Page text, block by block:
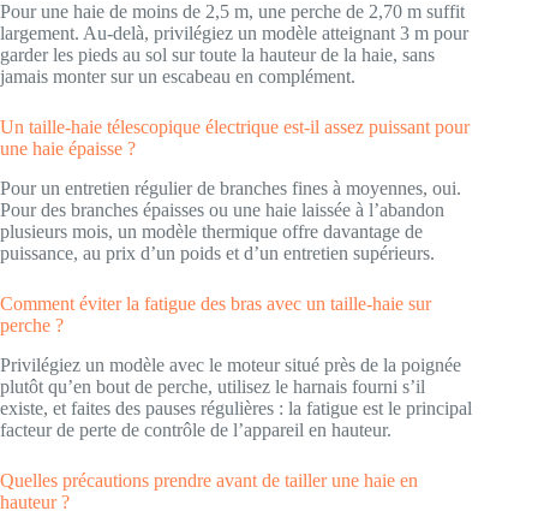
Pour une haie de moins de 2,5 m, une perche de 2,70 m suffit
largement. Au-delà, privilégiez un modèle atteignant 3 m pour
garder les pieds au sol sur toute la hauteur de la haie, sans
jamais monter sur un escabeau en complément.
Un taille-haie télescopique électrique est-il assez puissant pour
une haie épaisse ?
Pour un entretien régulier de branches fines à moyennes, oui.
Pour des branches épaisses ou une haie laissée à l’abandon
plusieurs mois, un modèle thermique offre davantage de
puissance, au prix d’un poids et d’un entretien supérieurs.
Comment éviter la fatigue des bras avec un taille-haie sur
perche ?
Privilégiez un modèle avec le moteur situé près de la poignée
plutôt qu’en bout de perche, utilisez le harnais fourni s’il
existe, et faites des pauses régulières : la fatigue est le principal
facteur de perte de contrôle de l’appareil en hauteur.
Quelles précautions prendre avant de tailler une haie en
hauteur ?